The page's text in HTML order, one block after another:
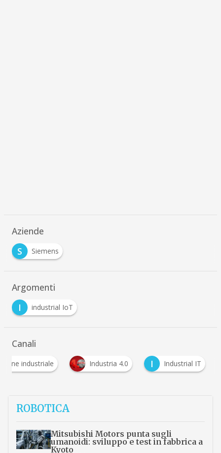
Aziende
S
Siemens
Argomenti
I
industrial IoT
Canali
industriale Industria 4.0 I Industrial IT
ROBOTICA
Mitsubishi Motors punta sugli
umanoidi: sviluppo e test in fabbrica a
Kyoto